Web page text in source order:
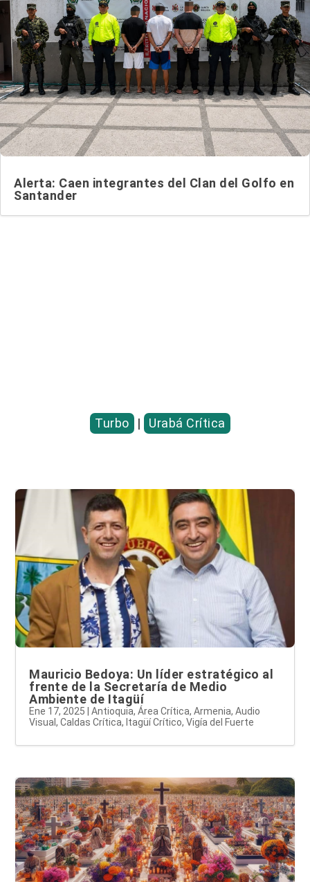
Alerta: Caen integrantes del Clan del Golfo en
Santander
Turbo | Urabá Crítica
Mauricio Bedoya: Un líder estratégico al
frente de la Secretaría de Medio
Ambiente de Itagüí
Ene 17, 2025 |Antioquia,Área Crítica,Armenia,Audio
Visual,Caldas Crítica, Itagüí Crítico,Vigía del Fuerte